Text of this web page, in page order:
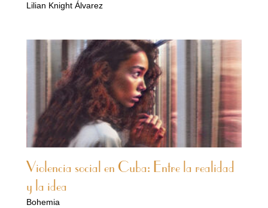
Lilian Knight Álvarez
Violencia social en Cuba: Entre la realidad
y la idea
Bohemia